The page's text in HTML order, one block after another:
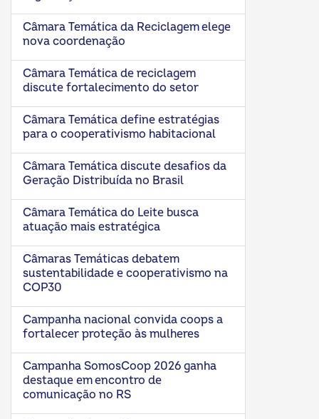
Câmara Temática da Reciclagem elege
nova coordenação
Câmara Temática de reciclagem
discute fortalecimento do setor
Câmara Temática define estratégias
para o cooperativismo habitacional
Câmara Temática discute desafios da
Geração Distribuída no Brasil
Câmara Temática do Leite busca
atuação mais estratégica
Câmaras Temáticas debatem
sustentabilidade e cooperativismo na
COP30
Campanha nacional convida coops a
fortalecer proteção às mulheres
Campanha SomosCoop 2026 ganha
destaque em encontro de
comunicação no RS